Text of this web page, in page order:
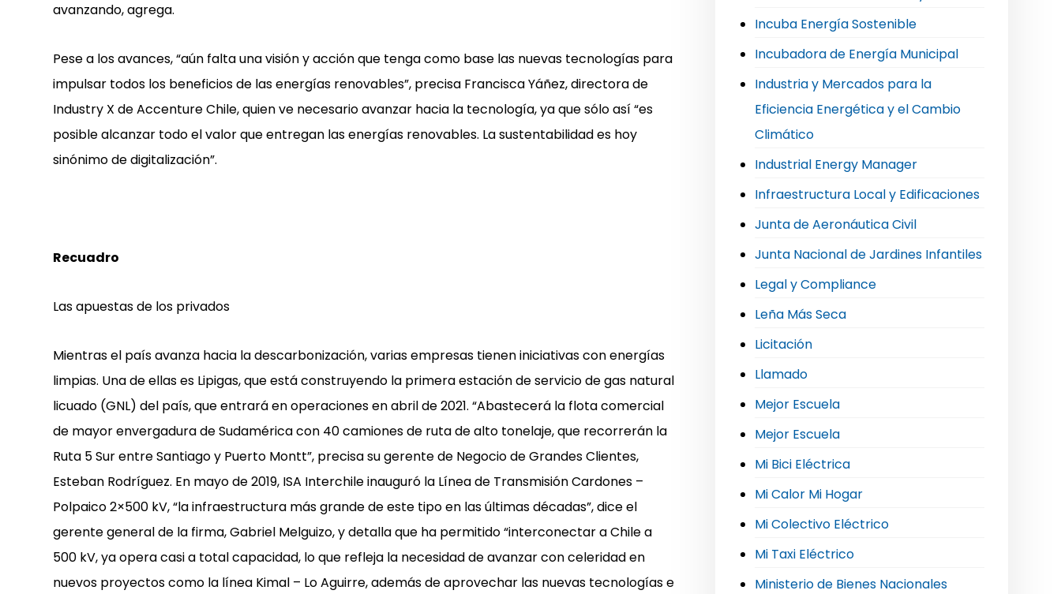
avanzando, agrega.
Pese a los avances, “aún falta una visión y acción que tenga como base las nuevas tecnologías para
impulsar todos los beneficios de las energías renovables”, precisa Francisca Yáñez, directora de
Industry X de Accenture Chile, quien ve necesario avanzar hacia la tecnología, ya que sólo así “es
posible alcanzar todo el valor que entregan las energías renovables. La sustentabilidad es hoy
sinónimo de digitalización”.
Recuadro
Las apuestas de los privados
Mientras el país avanza hacia la descarbonización, varias empresas tienen iniciativas con energías
limpias. Una de ellas es Lipigas, que está construyendo la primera estación de servicio de gas natural
licuado (GNL) del país, que entrará en operaciones en abril de 2021. “Abastecerá la flota comercial
de mayor envergadura de Sudamérica con 40 camiones de ruta de alto tonelaje, que recorrerán la
Ruta 5 Sur entre Santiago y Puerto Montt”, precisa su gerente de Negocio de Grandes Clientes,
Esteban Rodríguez. En mayo de 2019, ISA Interchile inauguró la Línea de Transmisión Cardones –
Polpaico 2×500 kV, “la infraestructura más grande de este tipo en las últimas décadas”, dice el
gerente general de la firma, Gabriel Melguizo, y detalla que ha permitido “interconectar a Chile a
500 kV, ya opera casi a total capacidad, lo que refleja la necesidad de avanzar con celeridad en
nuevos proyectos como la línea Kimal – Lo Aguirre, además de aprovechar las nuevas tecnologías e
Incuba Energía Sostenible
Incubadora de Energía Municipal
Industria y Mercados para la
Eficiencia Energética y el Cambio
Climático
Industrial Energy Manager
Infraestructura Local y Edificaciones
Junta de Aeronáutica Civil
Junta Nacional de Jardines Infantiles
Legal y Compliance
Leña Más Seca
Licitación
Llamado
Mejor Escuela
Mejor Escuela
Mi Bici Eléctrica
Mi Calor Mi Hogar
Mi Colectivo Eléctrico
Mi Taxi Eléctrico
Ministerio de Bienes Nacionales